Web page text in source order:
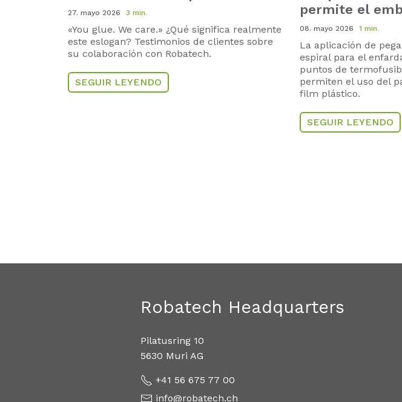
27. mayo 2026 3 min.
«You glue. We care.» ¿Qué significa realmente
este eslogan? Testimonios de clientes sobre
su colaboración con Robatech.
SEGUIR LEYENDO
permite el
08. mayo 2026 1 min.
La aplicación de
espiral para el
puntos de
permiten el uso del
film plástico.
SEGUIR LEYENDO
Robatech Headquarters
Pilatusring 10
5630 Muri AG
+41 56 675 77 00
info@robatech.ch